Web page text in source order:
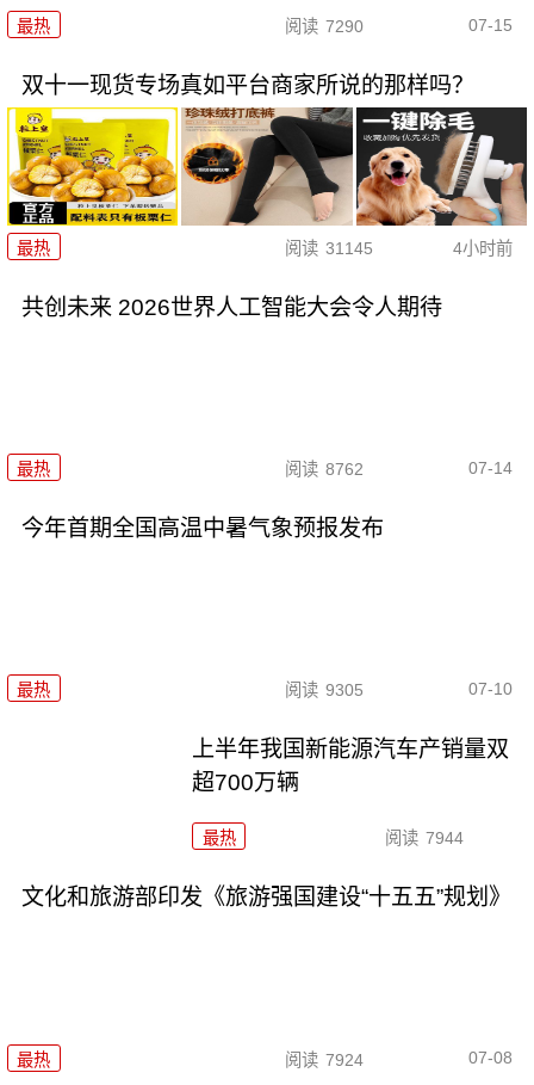
最热 阅读 7290 07-15
双十一现货专场真如平台商家所说的那样吗？
最热 阅读 31145 4小时前
共创未来 2026世界人工智能大会令人期待
最热 阅读 8762 07-14
今年首期全国高温中暑气象预报发布
最热 阅读 9305 07-10
上半年我国新能源汽车产销量双
超700万辆
最热 阅读 7944
文化和旅游部印发《旅游强国建设“十五五”规划》
最热 阅读 7924 07-08